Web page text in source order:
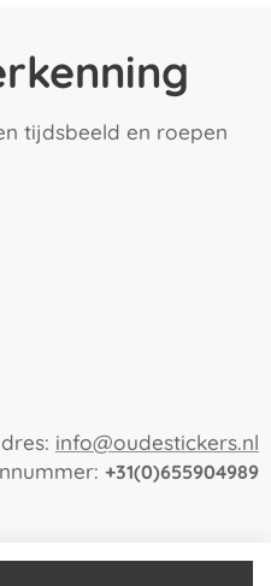
tijdsbeeld en roepen
info@oudestickers.nl
+31(0)655904989